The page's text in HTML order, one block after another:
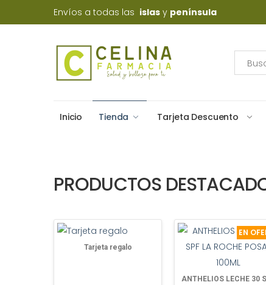
Envíos a todas las islas y península
Inicio Tienda Tarjeta Descuento
PRODUCTOS
Tarjeta regalo
EN
ANTHELIOS LECHE 30